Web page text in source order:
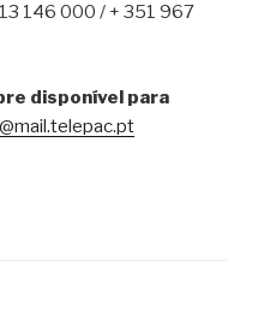
146 000 / + 351 967
disponível para